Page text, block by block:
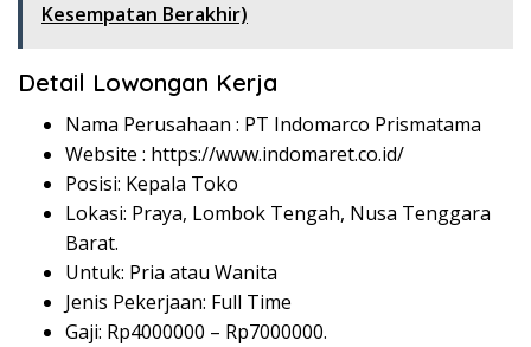
Kesempatan Berakhir)
Detail Lowongan Kerja
Nama Perusahaan : PT Indomarco Prismatama
Website : https://www.indomaret.co.id/
Posisi: Kepala Toko
Lokasi: Praya, Lombok Tengah, Nusa Tenggara
Barat.
Untuk: Pria atau Wanita
Jenis Pekerjaan: Full Time
Gaji: Rp4000000 – Rp7000000.